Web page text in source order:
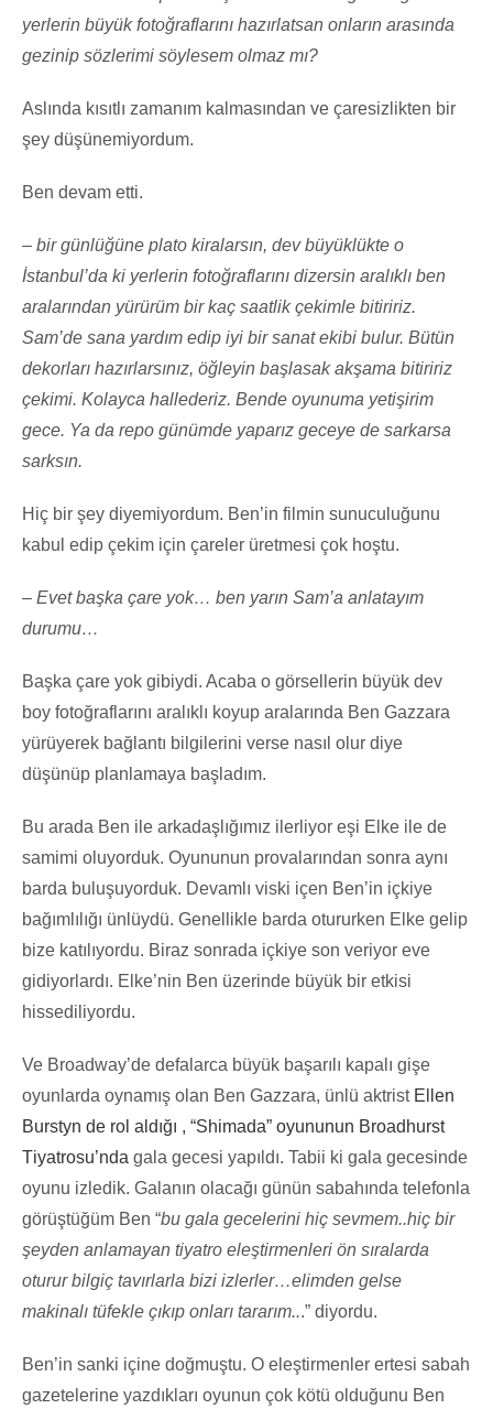
yerlerin büyük fotoğraflarını hazırlatsan onların arasında
gezinip sözlerimi söylesem olmaz mı?
Aslında kısıtlı zamanım kalmasından ve çaresizlikten bir
şey düşünemiyordum.
Ben devam etti.
– bir günlüğüne plato kiralarsın, dev büyüklükte o
İstanbul’da ki yerlerin fotoğraflarını dizersin aralıklı ben
aralarından yürürüm bir kaç saatlik çekimle bitiririz.
Sam’de sana yardım edip iyi bir sanat ekibi bulur. Bütün
dekorları hazırlarsınız, öğleyin başlasak akşama bitiririz
çekimi. Kolayca hallederiz. Bende oyunuma yetişirim
gece. Ya da repo günümde yaparız geceye de sarkarsa
sarksın.
Hiç bir şey diyemiyordum. Ben’in filmin sunuculuğunu
kabul edip çekim için çareler üretmesi çok hoştu.
– Evet başka çare yok… ben yarın Sam’a anlatayım
durumu…
Başka çare yok gibiydi. Acaba o görsellerin büyük dev
boy fotoğraflarını aralıklı koyup aralarında Ben Gazzara
yürüyerek bağlantı bilgilerini verse nasıl olur diye
düşünüp planlamaya başladım.
Bu arada Ben ile arkadaşlığımız ilerliyor eşi Elke ile de
samimi oluyorduk. Oyununun provalarından sonra aynı
barda buluşuyorduk. Devamlı viski içen Ben’in içkiye
bağımlılığı ünlüydü. Genellikle barda otururken Elke gelip
bize katılıyordu. Biraz sonrada içkiye son veriyor eve
gidiyorlardı. Elke’nin Ben üzerinde büyük bir etkisi
hissediliyordu.
Ve Broadway’de defalarca büyük başarılı kapalı gişe
oyunlarda oynamış olan Ben Gazzara, ünlü aktrist E llen
Burstyn de rol aldığı , “Shimada” oyununun Broadhurst
Tiyatrosu’nda gala gecesi yapıldı. Tabii ki gala gecesinde
oyunu izledik. Galanın olacağı günün sabahında telefonla
görüştüğüm Ben “bu gala gecelerini hiç sevmem..hiç bir
şeyden anlamayan tiyatro eleştirmenleri ön sıralarda
oturur bilgiç tavırlarla bizi izlerler…elimden gelse
makinalı tüfekle çıkıp onları tararım...” diyordu.
Ben’in sanki içine doğmuştu. O eleştirmenler ertesi sabah
gazetelerine yazdıkları oyunun çok kötü olduğunu Ben